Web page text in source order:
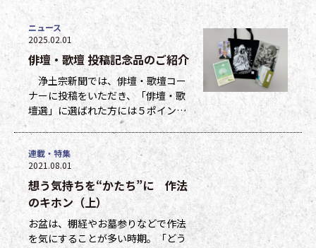
俳壇・歌壇 投稿記念品のご紹介
浄土宗新聞では、俳壇・歌壇コー
ナーに投稿をいただき、「俳壇・歌
壇選」に選ばれた方には５ポイン
ト、他掲載になった方には１ポイン
トを贈呈しています。ポイントは貯
まった数に応じて、浄土宗新聞オリ
ジナルグッズなどの景品と交換でき
ます（交換・発送は下記一覧表通知
のタイミングになります）。 ポイ
ント保有者の方には、半年に一度、
ポイント数とともに記念品一覧表を
送付いたし
ニュース
2025.02.01
想う気持ちを“かたち”に 作法
のキホン（上）
お盆は、棚経やお墓参りなどで作法
を気にすることが多い時期。「どう
連載・特集
2021.08.01